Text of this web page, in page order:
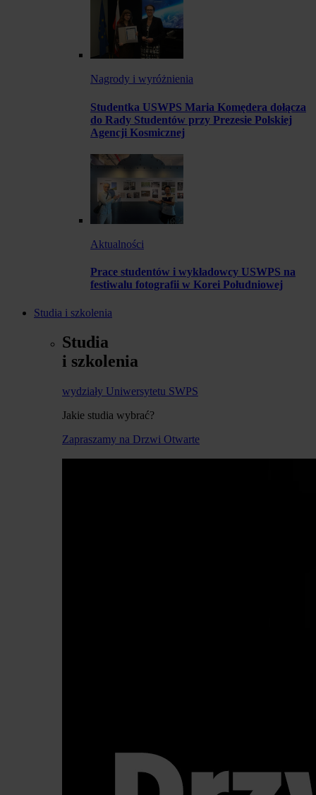
Nagrody i wyróżnienia
Studentka USWPS Maria Komędera dołącza
do Rady Studentów przy Prezesie Polskiej
Agencji Kosmicznej
Aktualności
Prace studentów i wykładowcy USWPS na
festiwalu fotografii w Korei Południowej
Studia i szkolenia
Studia
i szkolenia
wydziały Uniwersytetu SWPS
Jakie studia wybrać?
Zapraszamy na Drzwi Otwarte